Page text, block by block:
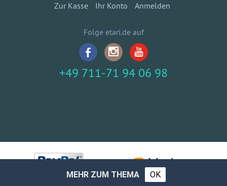
Zur Kasse Ihr Konto Anmelden
Folge etari.de auf
+49 711-71 94 06 98
MEHR ZUM THEMA OK